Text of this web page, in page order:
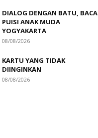
DIALOG DENGAN BATU, BACA
PUISI ANAK MUDA
YOGYAKARTA
08/08/2026
KARTU YANG TIDAK
DIINGINKAN
08/08/2026